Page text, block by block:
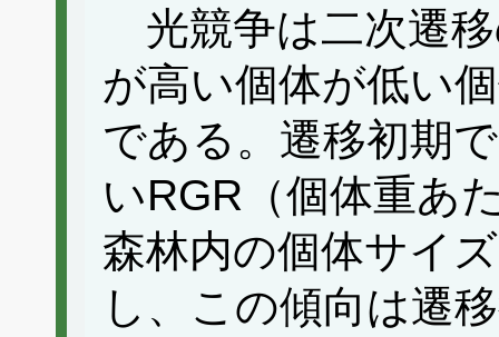
光競争は二次遷
が高い個体が低い
である。遷移初期
いRGR（個体重あ
森林内の個体サイ
し、この傾向は遷